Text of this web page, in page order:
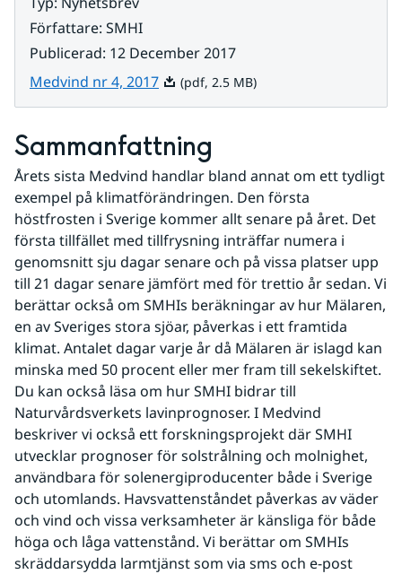
Författare: SMHI
Publicerad: 12 December 2017
Medvind nr 4, 2017Pdf, 2.5 MB.
(pdf, 2.5 MB)
Sammanfattning
Årets sista Medvind handlar bland annat om ett tydligt
exempel på klimatförändringen. Den första
höstfrosten i Sverige kommer allt senare på året. Det
första tillfället med tillfrysning inträffar numera i
genomsnitt sju dagar senare och på vissa platser upp
till 21 dagar senare jämfört med för trettio år sedan. Vi
berättar också om SMHIs beräkningar av hur Mälaren,
en av Sveriges stora sjöar, påverkas i ett framtida
klimat. Antalet dagar varje år då Mälaren är islagd kan
minska med 50 procent eller mer fram till sekelskiftet.
Du kan också läsa om hur SMHI bidrar till
Naturvårdsverkets lavinprognoser. I Medvind
beskriver vi också ett forskningsprojekt där SMHI
utvecklar prognoser för solstrålning och molnighet,
användbara för solenergiproducenter både i Sverige
och utomlands. Havsvattenståndet påverkas av väder
och vind och vissa verksamheter är känsliga för både
höga och låga vattenstånd. Vi berättar om SMHIs
skräddarsydda larmtjänst som via sms och e-post